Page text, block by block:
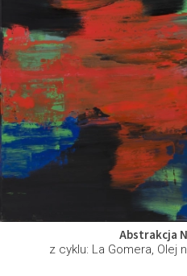
Abstrakcja
z cyklu: La Gomera, Olej